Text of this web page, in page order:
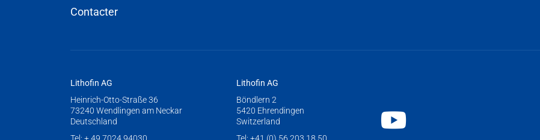
Contacter
Lithofin AG
Heinrich-Otto-Straße 36
73240 Wendlingen am Neckar
Deutschland
Lithofin AG
Böndlern 2
5420 Ehrendingen
Switzerland
Youtube